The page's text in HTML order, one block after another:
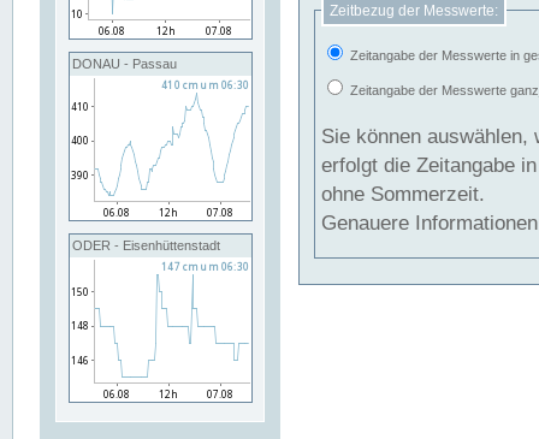
DONAU - Passau
ODER - Eisenhüttenstadt
Zeitbezug der Messwerte:
Zeitangabe der Messwerte in
Zeitangabe der Messwerte
Sie können auswählen,
erfolgt die Zeitangabe
ohne Sommerzeit.
Genauere